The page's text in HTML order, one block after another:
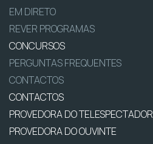
EM DIRETO
REVER PROGRAMAS
CONCURSOS
PERGUNTAS FREQUENTES
CONTACTOS
CONTACTOS
PROVEDORA DO TELESPECTADOR
PROVEDORA DO OUVINTE